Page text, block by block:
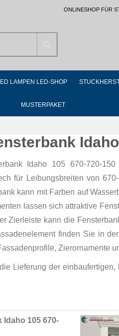
ONLINESHOP FÜR
LAMPEN LED-SHOP
MUSTERPAKET
Idaho 105 670-720-
für Leibungsbreiten von
kann mit Farben auf
lassen sich attraktive
Zierleiste kann die
finden Sie in
Zierornamente
Lieferung der
Idaho 105 670-